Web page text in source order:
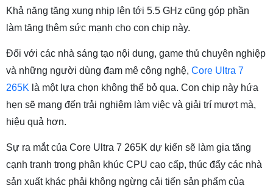
Khả năng tăng xung nhịp lên tới 5.5 GHz cũng góp phần
làm tăng thêm sức mạnh cho con chip này.
Đối với các nhà sáng tạo nội dung, game thủ chuyên nghiệp
và những người dùng đam mê công nghệ, Core Ultra 7
265K là một lựa chọn không thể bỏ qua. Con chip này hứa
hẹn sẽ mang đến trải nghiệm làm việc và giải trí mượt mà,
hiệu quả hơn.
Sự ra mắt của Core Ultra 7 265K dự kiến sẽ làm gia tăng
cạnh tranh trong phân khúc CPU cao cấp, thúc đẩy các nhà
sản xuất khác phải không ngừng cải tiến sản phẩm của